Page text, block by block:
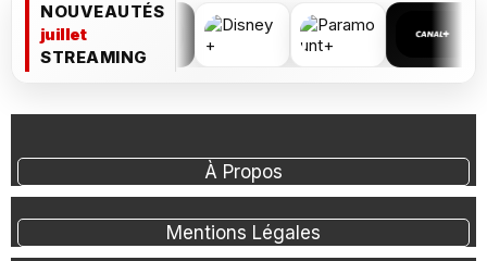
NOUVEAUTÉS
juillet
STREAMING
À Propos
Mentions Légales